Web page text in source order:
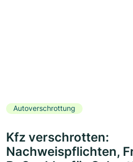
Autoverschrottung
Kfz verschrotten:
Nachweispflichten,